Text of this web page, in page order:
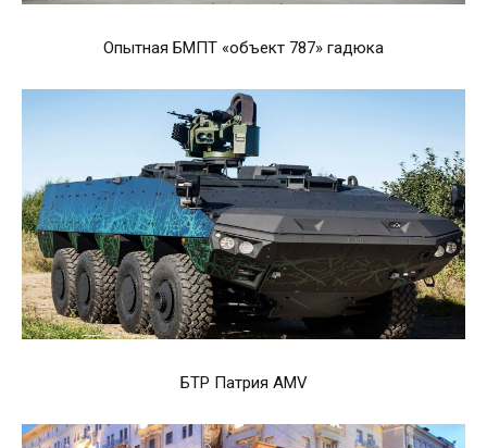
Опытная БМПТ «объект 787» гадюка
БТР Патрия AMV